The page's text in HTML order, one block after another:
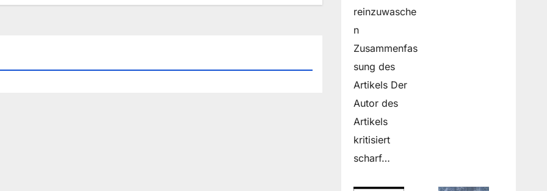
reinzuwasche
n
Zusammenfas
sung des
Artikels Der
Autor des
Artikels
kritisiert
scharf…